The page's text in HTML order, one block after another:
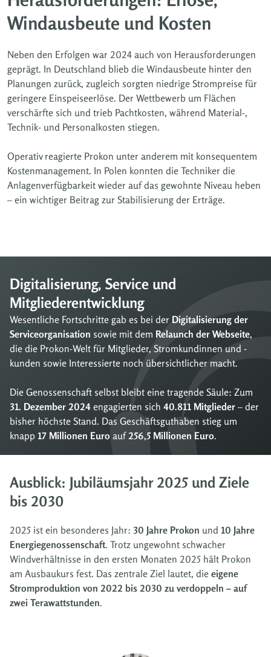
Windausbeute und Kosten
Neben den Erfolgen war 2024 auch von Herausforderungen
geprägt. In Deutschland blieb die Windausbeute hinter den
Planungen zurück, zugleich sorgten niedrige Strompreise für
geringere Einspeiseerlöse. Der Wettbewerb um Flächen
verschärfte sich und trieb Pachtkosten, während Material-,
Technik- und Personalkosten stiegen.
Operativ reagierte Prokon unter anderem mit konsequentem
Kostenmanagement. In Polen konnten die Techniker die
Anlagenverfügbarkeit wieder auf das gewohnte Niveau heben
– ein wichtiger Beitrag zur Stabilisierung der Erträge.
Digitalisierung, Service und
Mitgliederentwicklung
Wesentliche Fortschritte gab es bei der Digitalisierung der
Serviceorganisation sowie mit dem Relaunch der Webseite,
die die Prokon-Welt für Mitglieder, Stromkundinnen und -
kunden sowie Interessierte noch übersichtlicher macht.
Die Genossenschaft selbst bleibt eine tragende Säule: Zum
31. Dezember 2024 engagierten sich 40.811 Mitglieder – der
bisher höchste Stand. Das Geschäftsguthaben stieg um
knapp 17 Millionen Euro auf256,5 Millionen Euro.
Ausblick: Jubiläumsjahr 2025 und Ziele
bis 2030
2025 ist ein besonderes Jahr: 30 Jahre Prokon und 10 Jahre
Energiegenossenschaft. Trotz ungewohnt schwacher
Windverhältnisse in den ersten Monaten 2025 hält Prokon
am Ausbaukurs fest. Das zentrale Ziel lautet, die eigene
Stromproduktion von 2022 bis 2030 zu verdoppeln – auf
zwei Terawattstunden.